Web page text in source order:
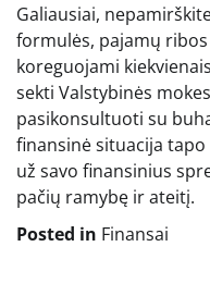
Galiausiai,
formulės, pajamų
koreguojami
sekti Valstybinės
pasikonsultuoti su
finansinė situacija
už savo finansinius
pačių ramybę ir ateitį.
Posted in Finansai